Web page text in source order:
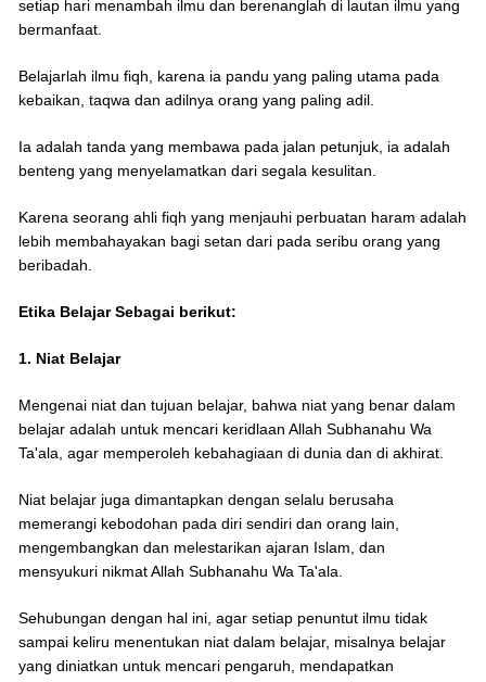
setiap hari menambah ilmu dan berenanglah di lautan ilmu yang
bermanfaat.
Belajarlah ilmu fiqh, karena ia pandu yang paling utama pada
kebaikan, taqwa dan adilnya orang yang paling adil.
Ia adalah tanda yang membawa pada jalan petunjuk, ia adalah
benteng yang menyelamatkan dari segala kesulitan.
Karena seorang ahli fiqh yang menjauhi perbuatan haram adalah
lebih membahayakan bagi setan dari pada seribu orang yang
beribadah.
Etika Belajar Sebagai berikut:
1. Niat Belajar
Mengenai niat dan tujuan belajar, bahwa niat yang benar dalam
belajar adalah untuk mencari keridlaan Allah Subhanahu Wa
Ta'ala, agar memperoleh kebahagiaan di dunia dan di akhirat.
Niat belajar juga dimantapkan dengan selalu berusaha
memerangi kebodohan pada diri sendiri dan orang lain,
mengembangkan dan melestarikan ajaran Islam, dan
mensyukuri nikmat Allah Subhanahu Wa Ta'ala.
Sehubungan dengan hal ini, agar setiap penuntut ilmu tidak
sampai keliru menentukan niat dalam belajar, misalnya belajar
yang diniatkan untuk mencari pengaruh, mendapatkan